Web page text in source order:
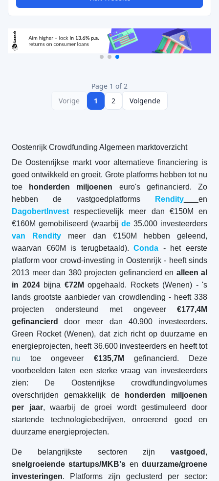
Page 1 of 2
Vorige
1 2 Volgende
Oostenrijk Crowdfunding Algemeen marktoverzicht
De Oostenrijkse markt voor alternatieve financiering is
goed ontwikkeld en groeit. Grote platforms hebben tot nu
toe
honderden miljoenen euro's gefinancierd. Zo
hebben de vastgoedplatforms
Rendity
en
DagobertInvest respectievelijk meer dan €150M en
€160M gemobiliseerd (waarbijde 35.000 investeerders
van Rendity meer dan €150M hebben geleend,
waarvan €60M is terugbetaald).Conda - het eerste
platform voor crowd-investing in Oostenrijk - heeft sinds
2013 meer dan 380 projecten gefinancierd en alleen al
in 2024bijna €72M opgehaald. Rockets (Wenen) - 's
lands grootste aanbieder van crowdlending - heeft 338
projecten ondersteund met ongeveer €177,4M
gefinancierd
door meer dan 40.900 investeerders.
Green Rocket (Wenen), dat zich richt op duurzame en
energieprojecten, heeft 36.600 investeerders en heeft tot
nu toe ongeveer €135,7M gefinancierd. Deze
voorbeelden laten een sterke vraag van investeerders
zien: De Oostenrijkse crowdfundingvolumes
overschrijden gemakkelijk de
honderden miljoenen
per jaar, waarbij de groei wordt gestimuleerd door
startende technologiebedrijven, onroerend goed en
duurzame energieprojecten.
De belangrijkste sectoren zijn vastgoed ,
snelgroeiende startups/MKB's enduurzame/groene
investeringen. Platforms zijn geclusterd per sector: